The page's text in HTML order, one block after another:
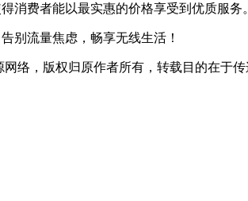
消费者能以最实惠的价格享受到优质服务。
别流量焦虑，畅享无线生活！
络，版权归原作者所有，转载目的在于